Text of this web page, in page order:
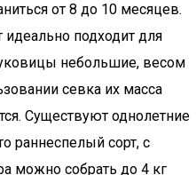
от 8 до 10 месяцев.
идеально подходит для
небольшие, весом
севка их масса
Существуют однолетние
раннеспелый сорт, с
можно собрать до 4 кг